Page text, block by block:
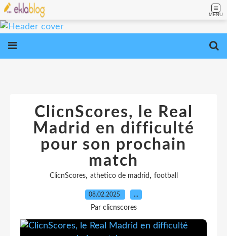
MENU
ClicnScores, le Real
Madrid en difficulté
pour son prochain
match
ClicnScores, athetico de madrid , football
08.02.2025 …
Par clicnscores